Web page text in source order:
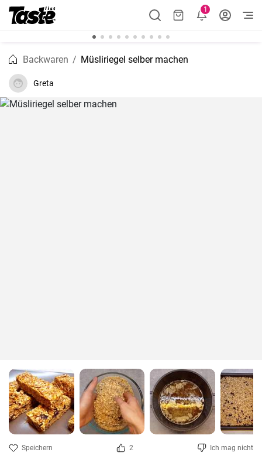
1
Backwaren Müsliriegel selber machen
Greta
Speichern 2 Ich mag nicht